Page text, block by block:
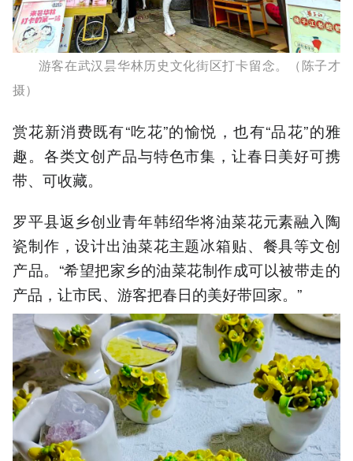
游客在武汉昙华林历史文化街区打卡留念。（陈子才
摄）
赏花新消费既有“吃花”的愉悦，也有“品花”的雅
趣。各类文创产品与特色市集，让春日美好可携
带、可收藏。
罗平县返乡创业青年韩绍华将油菜花元素融入陶
瓷制作，设计出油菜花主题冰箱贴、餐具等文创
产品。“希望把家乡的油菜花制作成可以被带走的
产品，让市民、游客把春日的美好带回家。”